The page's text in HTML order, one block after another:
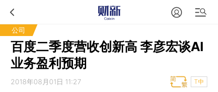
公司
百度二季度营收创新高 李彦宏谈AI
业务盈利预期
2018年08月01日 11:27 T中